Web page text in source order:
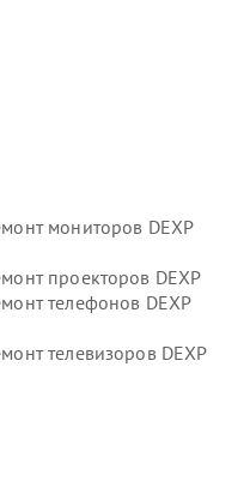
мониторов DEXP
проекторов DEXP
телефонов DEXP
телевизоров DEXP
мини пк DEXP